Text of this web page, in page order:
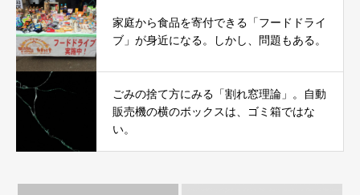
家庭から食品を寄付できる「フードドライ
ブ」が身近になる。しかし、問題もある。
ごみの捨て方にみる「割れ窓理論」。自動
販売機の横のボックスは、ゴミ箱ではな
い。